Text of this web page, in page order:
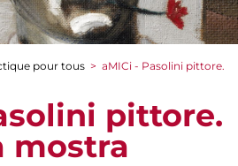
pour tous > aMICi - Pasolini pittore.
pittore.
mostra